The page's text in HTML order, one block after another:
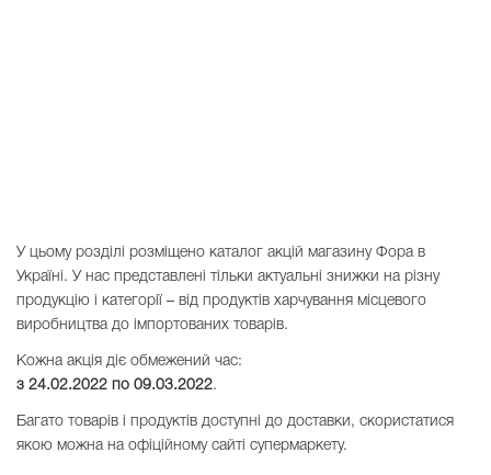
У цьому розділі розміщено каталог акцій магазину Фора в
Україні. У нас представлені тільки актуальні знижки на різну
продукцію і категорії – від продуктів харчування місцевого
виробництва до імпортованих товарів.
Кожна акція діє обмежений час:
з 24.02.2022 по 09.03.2022.
Багато товарів і продуктів доступні до доставки, скористатися
якою можна на офіційному сайті супермаркету.